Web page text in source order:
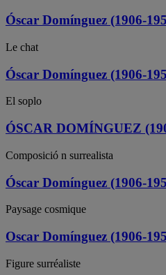
Óscar Domínguez (1906-
Le chat
Óscar Domínguez (1906-
El soplo
ÓSCAR DOMÍNGUEZ
Composició n surrealista
Óscar Domínguez (1906-
Paysage cosmique
Oscar Domínguez (1906-
Figure surréaliste